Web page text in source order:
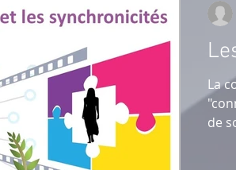
La
de